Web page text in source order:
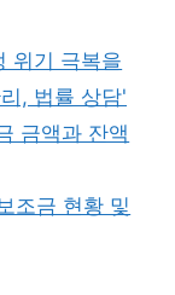
위기 극복을
, 법률 상담'
금액과 잔액
조금 현황 및